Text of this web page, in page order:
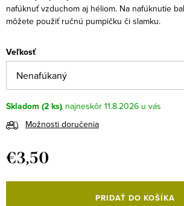
nafúknuť vzduchom aj héliom. Na nafúknutie
môžete použiť ručnú pumpičku či slamku.
Veľkosť
Skladom (2 ks)
11.8.2026
Možnosti doručenia
€3,50
cena:
PRIDAŤ DO KOŠÍKA